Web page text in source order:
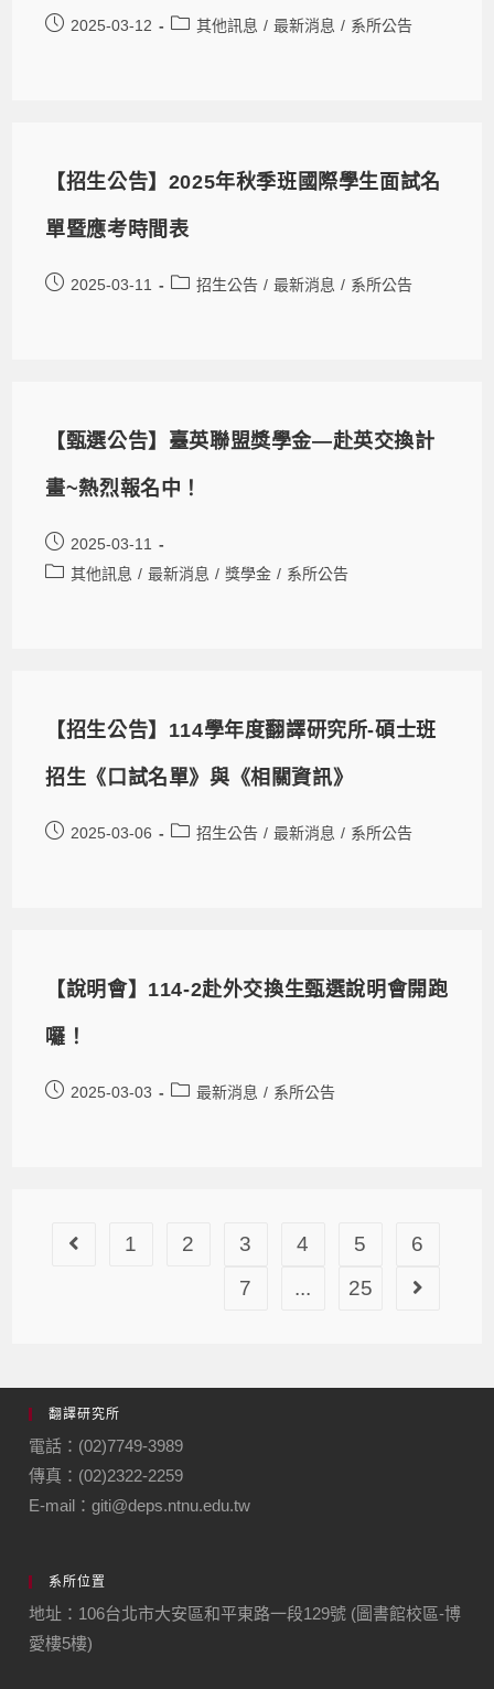
2025-03-12 其他訊息 / 最新消息 / 系所公告
【招生公告】2025年秋季班國際學生面試名
單暨應考時間表
2025-03-11 招生公告 / 最新消息 / 系所公告
【甄選公告】臺英聯盟獎學金—赴英交換計
畫~熱烈報名中！
2025-03-11
其他訊息 / 最新消息 / 獎學金 / 系所公告
【招生公告】114學年度翻譯研究所-碩士班
招生《口試名單》與《相關資訊》
2025-03-06 招生公告 / 最新消息 / 系所公告
【說明會】114-2赴外交換生甄選說明會開跑
囉！
2025-03-03 最新消息 / 系所公告
1 2 3 4 5
6
7
... 25
翻譯研究所
電話：(02)7749-3989
傳真：(02)2322-2259
E-mail：giti@deps.ntnu.edu.tw
系所位置
地址：106台北市大安區和平東路一段129號 (圖書館校區-博
愛樓5樓)